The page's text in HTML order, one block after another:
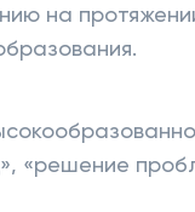
на
«решение